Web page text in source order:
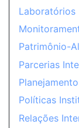
Laboratórios
Patrimônio-
Parcerias
Políticas
Relações